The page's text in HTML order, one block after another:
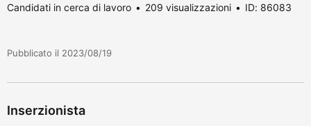
Candidati in cerca di lavoro 209 visualizzazioni ID: 86083
Pubblicato il 2023/08/19
Inserzionista